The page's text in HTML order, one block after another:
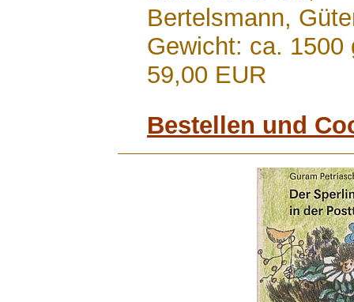
Bertelsmann,
Gewicht: ca. 1500
59,00 EUR
Bestellen und